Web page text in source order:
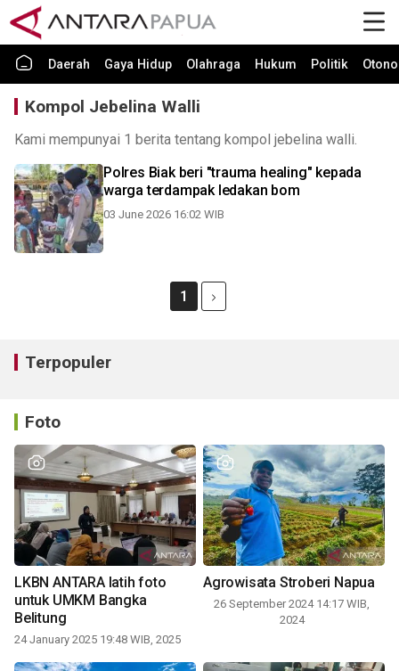
Daerah Gaya Hidup Olahraga Hukum Politik
Kompol Jebelina Walli
Kami mempunyai 1 berita tentang kompol jebelina walli.
Polres Biak beri "trauma healing" kepada
warga terdampak ledakan bom
03 June 2026 16:02 WIB
1
Terpopuler
Foto
LKBN ANTARA latih foto
untuk UMKM Bangka
Belitung
24 January 2025 19:48 WIB, 2025
Agrowisata Stroberi Napua
26 September 2024 14:17 WIB,
2024